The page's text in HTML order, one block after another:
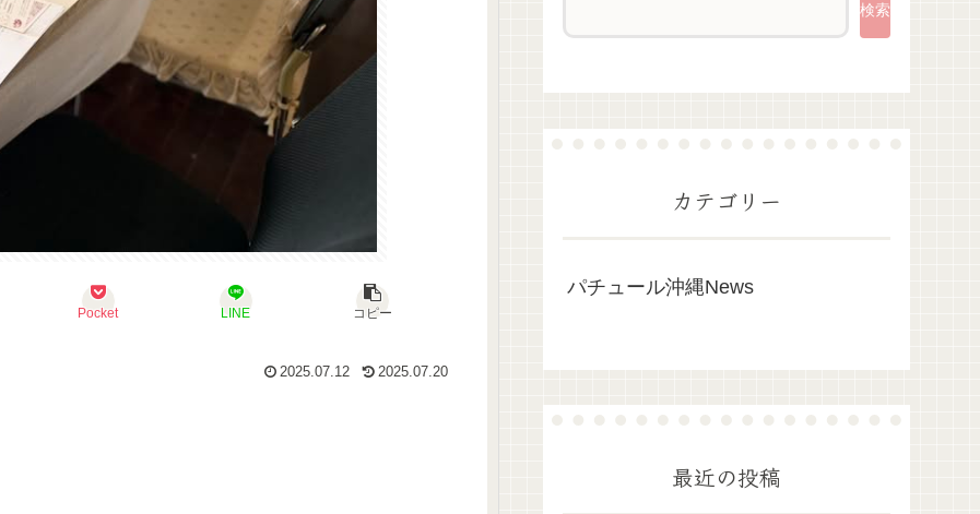
Pocket LINE コピー
2025.07.12 2025.07.20
検索
カテゴリー
パチュール沖縄News
最近の投稿